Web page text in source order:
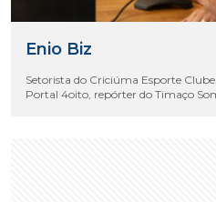
Enio Biz
Setorista do Criciúma Esporte
Portal 4oito, repórter do Timaço